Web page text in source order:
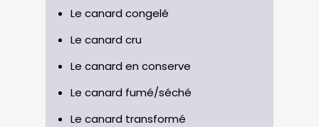
Le canard congelé
Le canard cru
Le canard en conserve
Le canard fumé/séché
Le canard transformé